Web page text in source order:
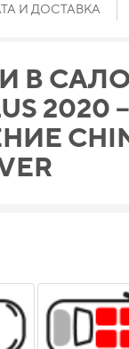
И ДОСТАВКА
В
2020